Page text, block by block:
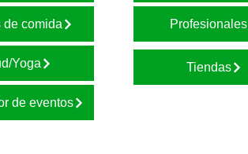
de comida
Yoga
Profesionales
Tiendas
de eventos